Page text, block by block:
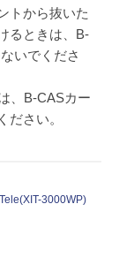
トから抜いた
るときは、B-
いでくださ
、B-CASカー
ださい。
3000WP)